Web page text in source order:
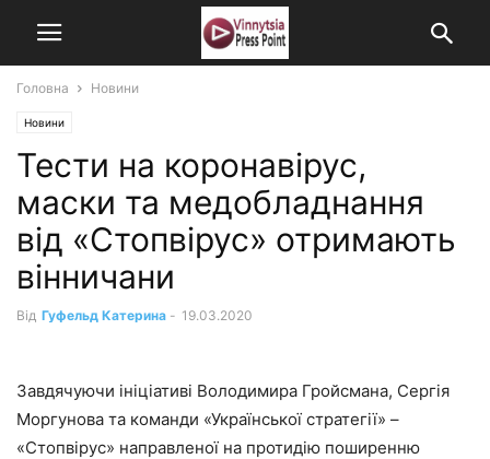
Головна Новини
Новини
Тести на коронавірус,
маски та медобладнання
від «Стопвірус» отримають
вінничани
Від Гуфельд Катерина - 19.03.2020
Завдячуючи ініціативі Володимира Гройсмана, Сергія
Моргунова та команди «Української стратегії» –
«Стопвірус» направленої на протидію поширенню